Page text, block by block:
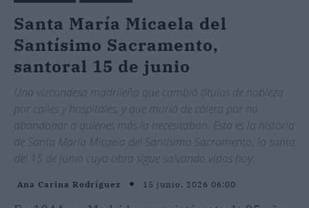
Santa María Micaela del
Santísimo Sacramento,
santoral 15 de junio
Una vizcondesa madrileña que cambió títulos de nobleza
por calles y hospitales, y que murió de cólera por no
abandonar a quienes más la necesitaban. Esta es la historia
de Santa María Micaela del Santísimo Sacramento, la santa
del 15 de junio cuya obra sigue salvando vidas hoy.
Ana Carina Rodríguez 15 junio, 2026 06:00